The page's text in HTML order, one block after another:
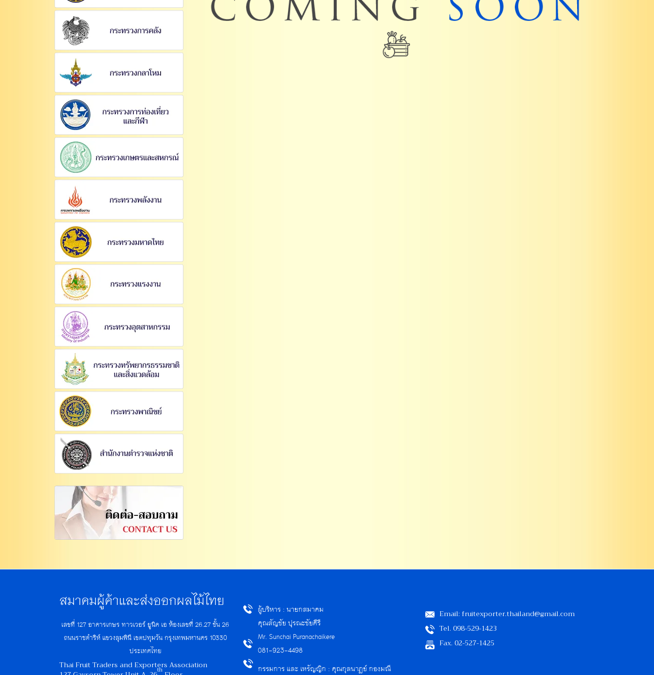
สมาคมผู้ค้าและส่งออกผลไม้ไทย
เลขที่ 127 อาคารเกษร ทาวเวอร์ ยูนิค เอ ห้องเลขที่ 26.27 ชั้น 26
ถนนราชดำริห์ แขวงลุมพินี เขตปทุมวัน กรุงเทพมหานคร 10330
ประเทศไทย
Thai Fruit Traders and Exporters Association
th
ผู้บริหาร : นายกสมาคม
คุณสัญชัย ปุรณะชัยคีรี
Mr. Sunchai Puranachaikere
081-923-4498
กรรมการ และ เหรัญญิก : คุณกุลนาฏย์ กองมณี
Email:fruitexporter.thailand@gmail.com
Tel.098-529-1423
Fax. 02-527-1425